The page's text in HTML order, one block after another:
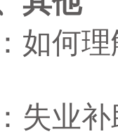
如何
失业